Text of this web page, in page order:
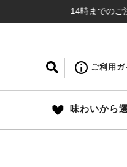
14時までのご注文で
ご利用ガ
味わいから